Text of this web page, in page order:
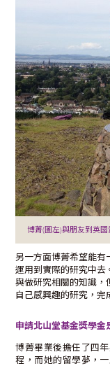
博菁(圖左)與朋友到英
另一方面博菁希望能有
運用到實際的研究中去
與做研究相關的知識，
自己感興趣的研究，完
申請北山堂基金獎學金
博菁畢業後擔任了四
程，而她的留學夢，